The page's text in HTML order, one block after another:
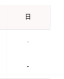
日
-
-